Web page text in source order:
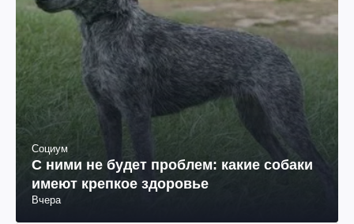
Социум
С ними не будет проблем: какие собаки
имеют крепкое здоровье
Вчера